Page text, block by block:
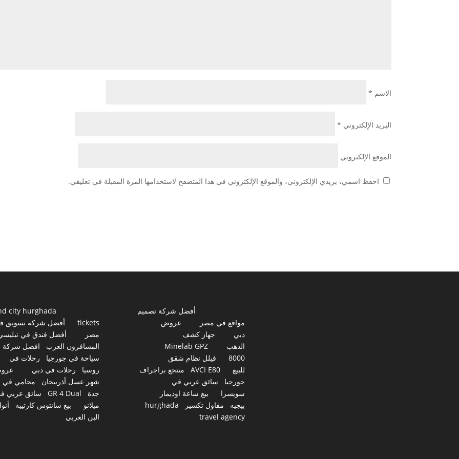
الاسم *
البريد الإلكتروني *
الموقع الإلكتروني
احفظ اسمي، بريدي الإلكتروني، والموقع الإلكتروني في هذا المتصفح لاستخدامها المرة المقبلة في تعليقي.
city hurghada
tickets
أفضل شركة تسويق
مصر
أفضل فندق في
المسافرون العرب
افضل شركة
سياحة في جورجيا
رحلات في
روسيا
رحلات في دبي
شهر عسل أذربيجان
محامي في
جدة
GR 4 Dual
سائق عربي
ميلانو
بيع سانتوس كارتييه
البن العربي
أفضل شركة تصميم
مواقع في مصر
عروض
دبي
جهاز كشف
الذهب
Minelab GPZ
8000
فيلل نظام شقق
للبيع
AVCI E80
منتجع براجراف
جورجيا
سائق عربي في
سويسرا
بيع ساعة اوديمار
بيجيه
مقاول تكسير
hurghada
travel agency